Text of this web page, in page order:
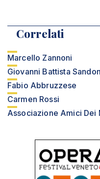
Correlati
Marcello Zannoni
Giovanni Battista
Fabio Abbruzzese
Carmen Rossi
Associazione Amici Dei